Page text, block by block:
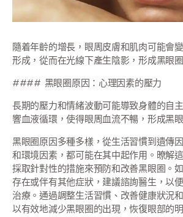
隨着年齡的增長，眼周皮膚和肌肉可能會
形成，從而在光線下產生陰影，形成黑眼
#### 黑眼圈原因：心理因素的壓力
長期的壓力和情緒波動可能導致身體的自
響血液循環，使得眼周血流不暢，形成黑
黑眼圈原因多種多樣，從生活習慣到遺傳
和環境因素，都可能在其中起作用。暸解
採取針對性的措施來預防和改善黑眼圈。
存在或伴有其他症狀，建議諮詢醫生，以
治療。通過調整生活習慣、改善健康狀況
以有效地減少黑眼圈的出現，恢復眼部的